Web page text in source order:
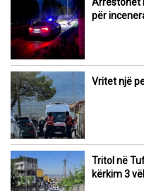
për
Vritet një
Tritol në
kërkim 3